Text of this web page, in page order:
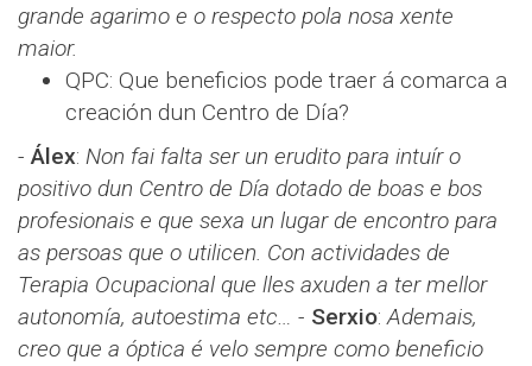
grande agarimo e o respecto pola nosa xente
maior.
QPC: Que beneficios pode traer á comarca a
creación dun Centro de Día?
-Álex​​: Non fai falta ser un erudito para intuír o
positivo dun Centro de Día dotado de boas e bos
profesionais e que sexa un lugar de encontro para
as persoas que o utilicen. Con actividades de
Terapia Ocupacional que lles axuden a ter mellor
autonomía, autoestima etc… - Serxio​​:Ademais,
creo que a óptica é velo sempre como beneficio